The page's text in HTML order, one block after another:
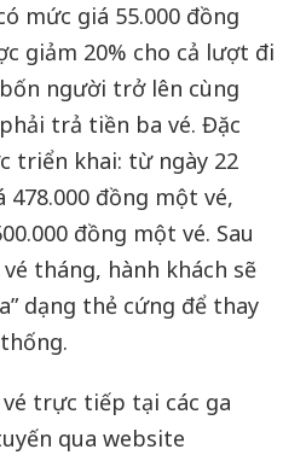
mức giá 55.000 đồng
giảm 20% cho cả lượt đi
người trở lên cùng
trả tiền ba vé. Đặc
triển khai: từ ngày 22
478.000 đồng một vé,
đồng một vé. Sau
tháng, hành khách sẽ
dạng thẻ cứng để thay
trực tiếp tại các ga
qua website